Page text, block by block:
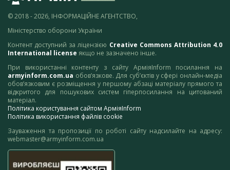
© 2018 - 2026, ІНФОРМАЦІЙНЕ АГЕНТСТВО,
Міністерство оборони України
Контент доступний за ліцензією Creative Commons Attribution 4.0
International license якщо не зазначено інше.
При використанні контенту з сайту АрміяInform посилання на
armyinform.com.ua обов’язкове. Для суб’єктів у сфері онлайн-медіа
обов’язковим є розміщення у першому абзаці матеріалу прямого та
відкритого для пошукових систем гіперпосилання на цитований
матеріал.
Політика користування сайтом АрміяInform
Політика використання файлів cookie
Зауваження та пропозиції по роботі сайту надсилайте на адресу:
webmaster@armyinform.com.ua